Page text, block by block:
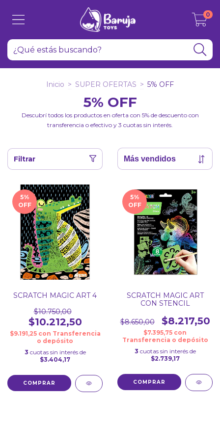
0
Inicio > SUPER OFERTAS > 5% OFF
5% OFF
Descubrí todos los productos en oferta con 5% de descuento con
transferencia o efectivo y 3 cuotas sin interés.
Filtrar
5%
OFF
SCRATCH MAGIC ART 4
$10.750,00
$10.212,50
$9.191,25 con Transferencia
o depósito
3 cuotas sin interés de
$3.404,17
COMPRAR
5%
OFF
SCRATCH MAGIC ART
CON STENCIL
$8.650,00 $8.217,50
$7.395,75 con
Transferencia o depósito
3 cuotas sin interés de
$2.739,17
COMPRAR